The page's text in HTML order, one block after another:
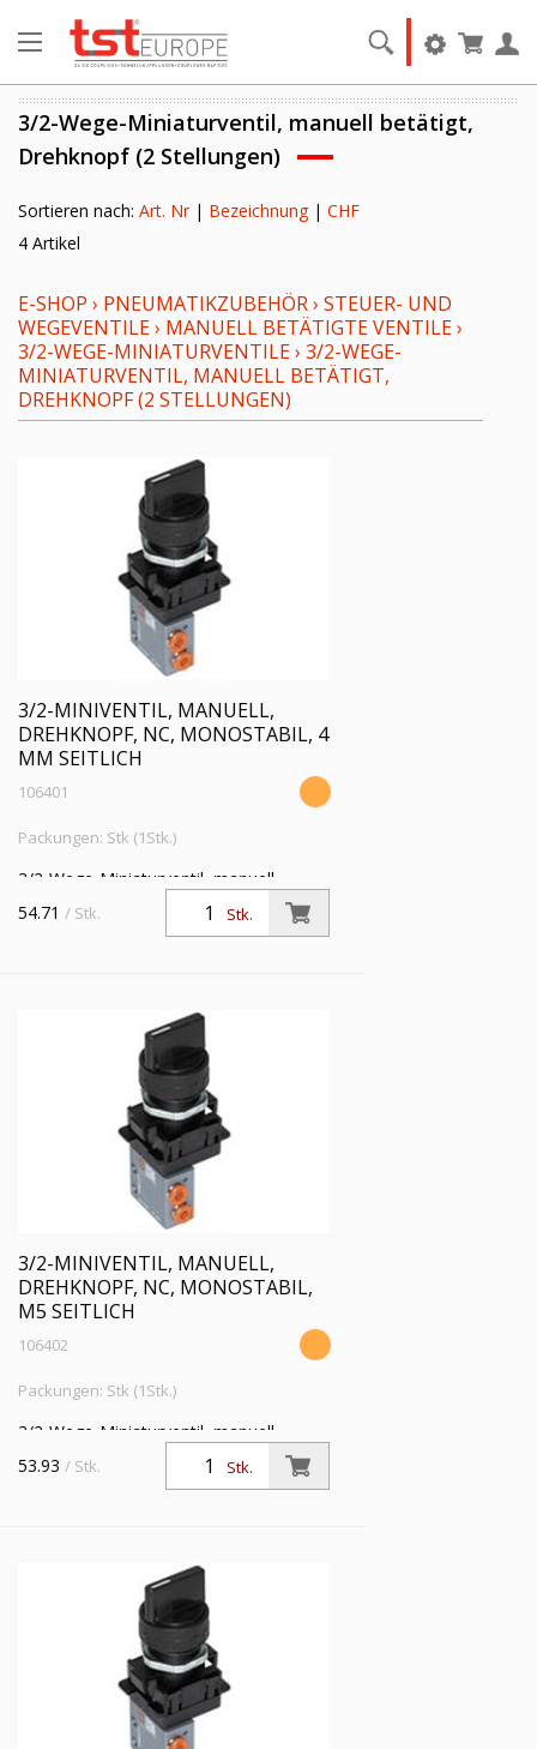
3/2-Wege-Miniaturventil, manuell betätigt,
Drehknopf (2 Stellungen)
Sortieren nach: Art. Nr| Bezeichnung| CHF
4 Artikel
E-SHOP › PNEUMATIKZUBEHÖR› STEUER- UND
WEGEVENTILE› MANUELL BETÄTIGTE VENTILE›
3/2-WEGE-MINIATURVENTILE› 3/2-WEGE-
MINIATURVENTIL, MANUELL BETÄTIGT,
DREHKNOPF (2 STELLUNGEN)
3/2-MINIVENTIL, MANUELL,
DREHKNOPF, NC, MONOSTABIL, 4
MM SEITLICH
106401
Packungen: Stk (1Stk.)
3/2-Wege-Miniaturventil, manuell,
Drehknopf, NC, monostabil, 4 mm
seitlich, Betriebsdr. 0,5 - 10 bar,
Stk.
54.71 / Stk.
3/2-MINIVENTIL, MANUELL,
DREHKNOPF, NC, MONOSTABIL,
M5 SEITLICH
106402
Packungen: Stk (1Stk.)
3/2-Wege-Miniaturventil, manuell,
Drehknopf, NC, monostabil, M5 seitlich,
Betriebsdr. 0,5 - 10 bar, Betriebstemp.
Stk.
53.93 / Stk.